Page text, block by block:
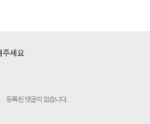
주세요
등록된 댓글이 없습니다.